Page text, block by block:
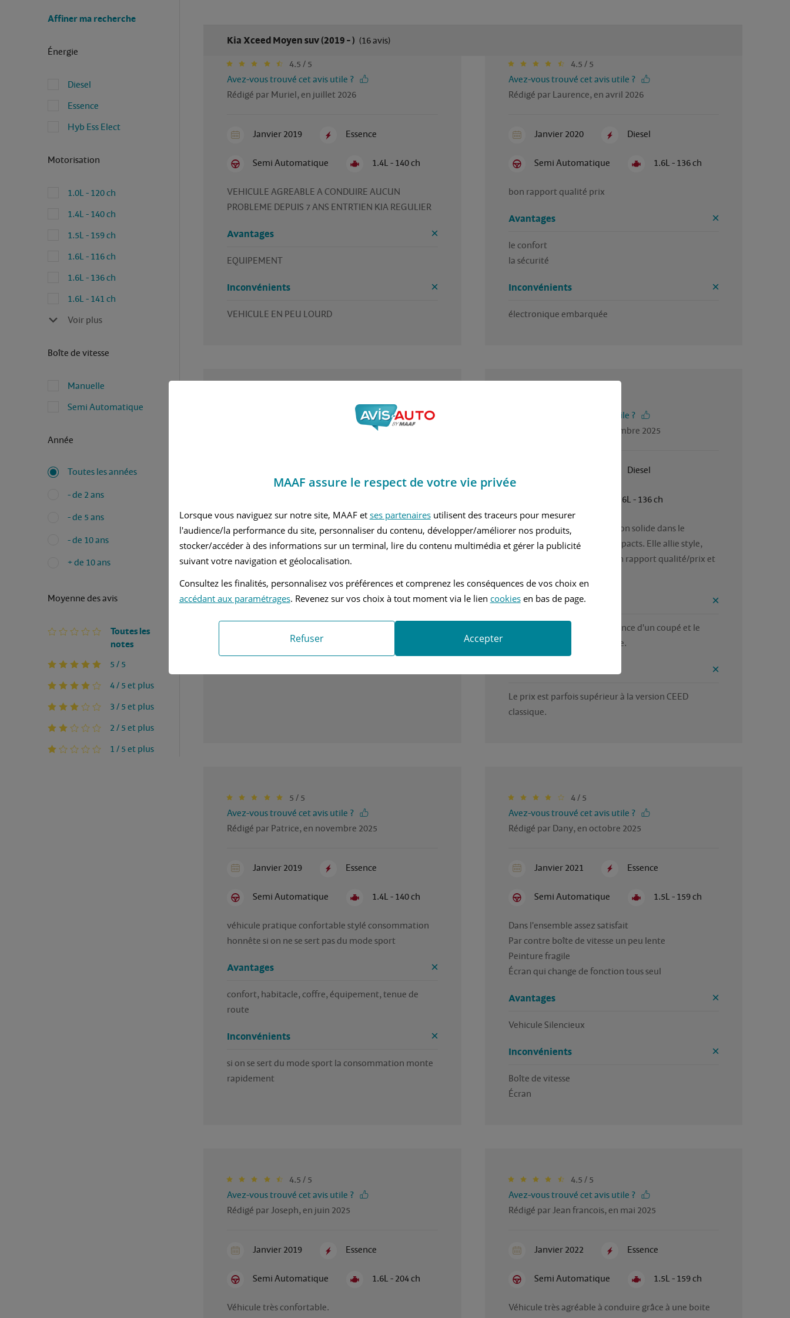
Affiner ma recherche
Énergie
Diesel
Essence
Hyb Ess Elect
Motorisation
1.0L - 120 ch
1.4L - 140 ch
1.5L - 159 ch
1.6L - 116 ch
1.6L - 136 ch
1.6L - 141 ch
Voir plus
Boîte de vitesse
Manuelle
Semi Automatique
Année
Toutes les années
- de 2 ans
- de 5 ans
- de 10 ans
+ de 10 ans
Moyenne des avis
Toutes les
notes
5 / 5
4 / 5 et plus
3 / 5 et plus
2 / 5 et plus
1 / 5 et plus
Kia Xceed Moyen suv (2019 - ) (16 avis)
4.5 / 5
Avez-vous trouvé cet avis utile ?
Rédigé par Muriel, en juillet 2026
Janvier 2019 Essence
Semi Automatique 1.4L - 140 ch
VEHICULE AGREABLE A CONDUIRE AUCUN
PROBLEME DEPUIS 7 ANS ENTRTIEN KIA REGULIER
Avantages
EQUIPEMENT
Inconvénients
VEHICULE EN PEU LOURD
4.5 / 5
Avez-vous trouvé cet avis utile ?
Rédigé par Laurence, en avril 2026
Janvier 2020 Diesel
Semi Automatique 1.6L - 136 ch
bon rapport qualité prix
Avantages
le confort
Inconvénients
électronique embarquée
BON VEHICULE AGREABLE A LA CONDUITE
Avantages
TENUE DE ROUTE CORRECT
L'USURE DES PNEUS
Avez-vous trouvé cet avis utile ?
Rédigé par Jerome, en novembre 2025
Diesel
1.6L - 136 ch
La KIA Xceed : une proposition solide dans le
segment des crossovers compacts. Elle allie style,
équipements modernes, bon rapport qualité/prix et
Avantages
La praticité d'un SUV, l'élégance d'un coupé et le
comportement d'une berline.
Le prix est parfois supérieur à la version CEED
classique.
5 / 5
Avez-vous trouvé cet avis utile ?
Rédigé par Patrice, en novembre 2025
Janvier 2019 Essence
Semi Automatique 1.4L - 140 ch
véhicule pratique confortable stylé consommation
honnête si on ne se sert pas du mode sport
Avantages
confort, habitacle, coffre, équipement, tenue de
route
Inconvénients
si on se sert du mode sport la consommation monte
rapidement
4 / 5
Avez-vous trouvé cet avis utile ?
Rédigé par Dany, en octobre 2025
Janvier 2021 Essence
Semi Automatique 1.5L - 159 ch
Dans l'ensemble assez satisfait
Par contre boîte de vitesse un peu lente
Peinture fragile
Écran qui change de fonction tous seul
Avantages
Vehicule Silencieux
Inconvénients
Boîte de vitesse
Écran
4.5 / 5
Avez-vous trouvé cet avis utile ?
Rédigé par Joseph, en juin 2025
Janvier 2019 Essence
Semi Automatique 1.6L - 204 ch
Véhicule très confortable.
4.5 / 5
Avez-vous trouvé cet avis utile ?
Rédigé par Jean francois, en mai 2025
Janvier 2022 Essence
Semi Automatique 1.5L - 159 ch
Véhicule très agréable à conduire grâce à une boite
MAAF assure le respect de votre vie privée
Lorsque vous naviguez sur notre site, MAAF et ses partenairesutilisent des traceurs pour mesurer
l'audience/la performance du site, personnaliser du contenu, développer/améliorer nos produits,
stocker/accéder à des informations sur un terminal, lire du contenu multimédia et gérer la publicité
suivant votre navigation et géolocalisation.
Consultez les finalités, personnalisez vos préférences et comprenez les conséquences de vos choix en
accédant aux paramétrages. Revenez sur vos choix à tout moment via le lien cookiesen bas de page.
Refuser Accepter